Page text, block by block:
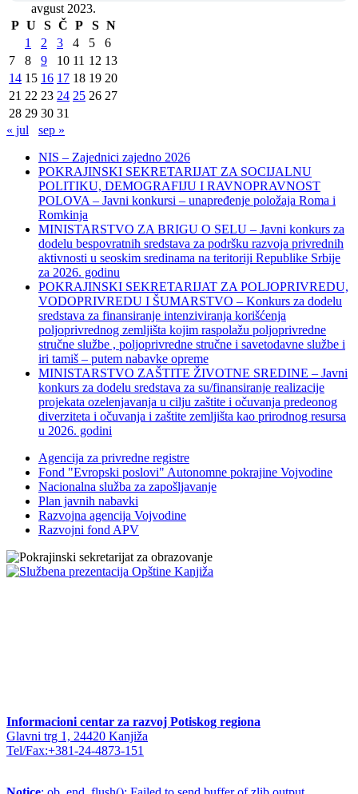
avgust 2023.
P U S Č P S N
1
2 3 4 5
6
7
8 9 10 11 12 13
14 15 16 17 18 19 20
21 22 23 24 25 26 27
28 29 30 31
« jul
sep »
NIS – Zajednici zajedno 2026
POKRAJINSKI SEKRETARIJAT ZA SOCIJALNU
POLITIKU, DEMOGRAFIJU I RAVNOPRAVNOST
POLOVA – Javni konkursi – unapređenje položaja Roma i
Romkinja
MINISTARSTVO ZA BRIGU O SELU – Javni konkurs za
dodelu bespovratnih sredstava za podršku razvoja privrednih
aktivnosti u seoskim sredinama na teritoriji Republike Srbije
za 2026. godinu
POKRAJINSKI SEKRETARIJAT ZA POLJOPRIVREDU,
VODOPRIVREDU I ŠUMARSTVO – Konkurs za dodelu
sredstava za finansiranje intenziviranja korišćenja
poljoprivrednog zemljišta kojim raspolažu poljoprivredne
stručne službe , poljoprivredne stručne i savetodavne službe i
iri tamiš ‒ putem nabavke opreme
MINISTARSTVO ZAŠTITE ŽIVOTNE SREDINE – Javni
konkurs za dodelu sredstava za su/finansiranje realizacije
projekata ozelenjavanja u cilju zaštite i očuvanja predeonog
diverziteta i očuvanja i zaštite zemljišta kao prirodnog resursa
u 2026. godini
Agencija za privredne registre
Fond "Evropski poslovi" Autonomne pokrajine Vojvodine
Nacionalna služba za zapošljavanje
Plan javnih nabavki
Razvojna agencija Vojvodine
Razvojni fond APV
Informacioni centar za razvoj Potiskog regiona
Glavni trg 1, 24420 Kanjiža
Tel/Fax:+381-24-4873-151